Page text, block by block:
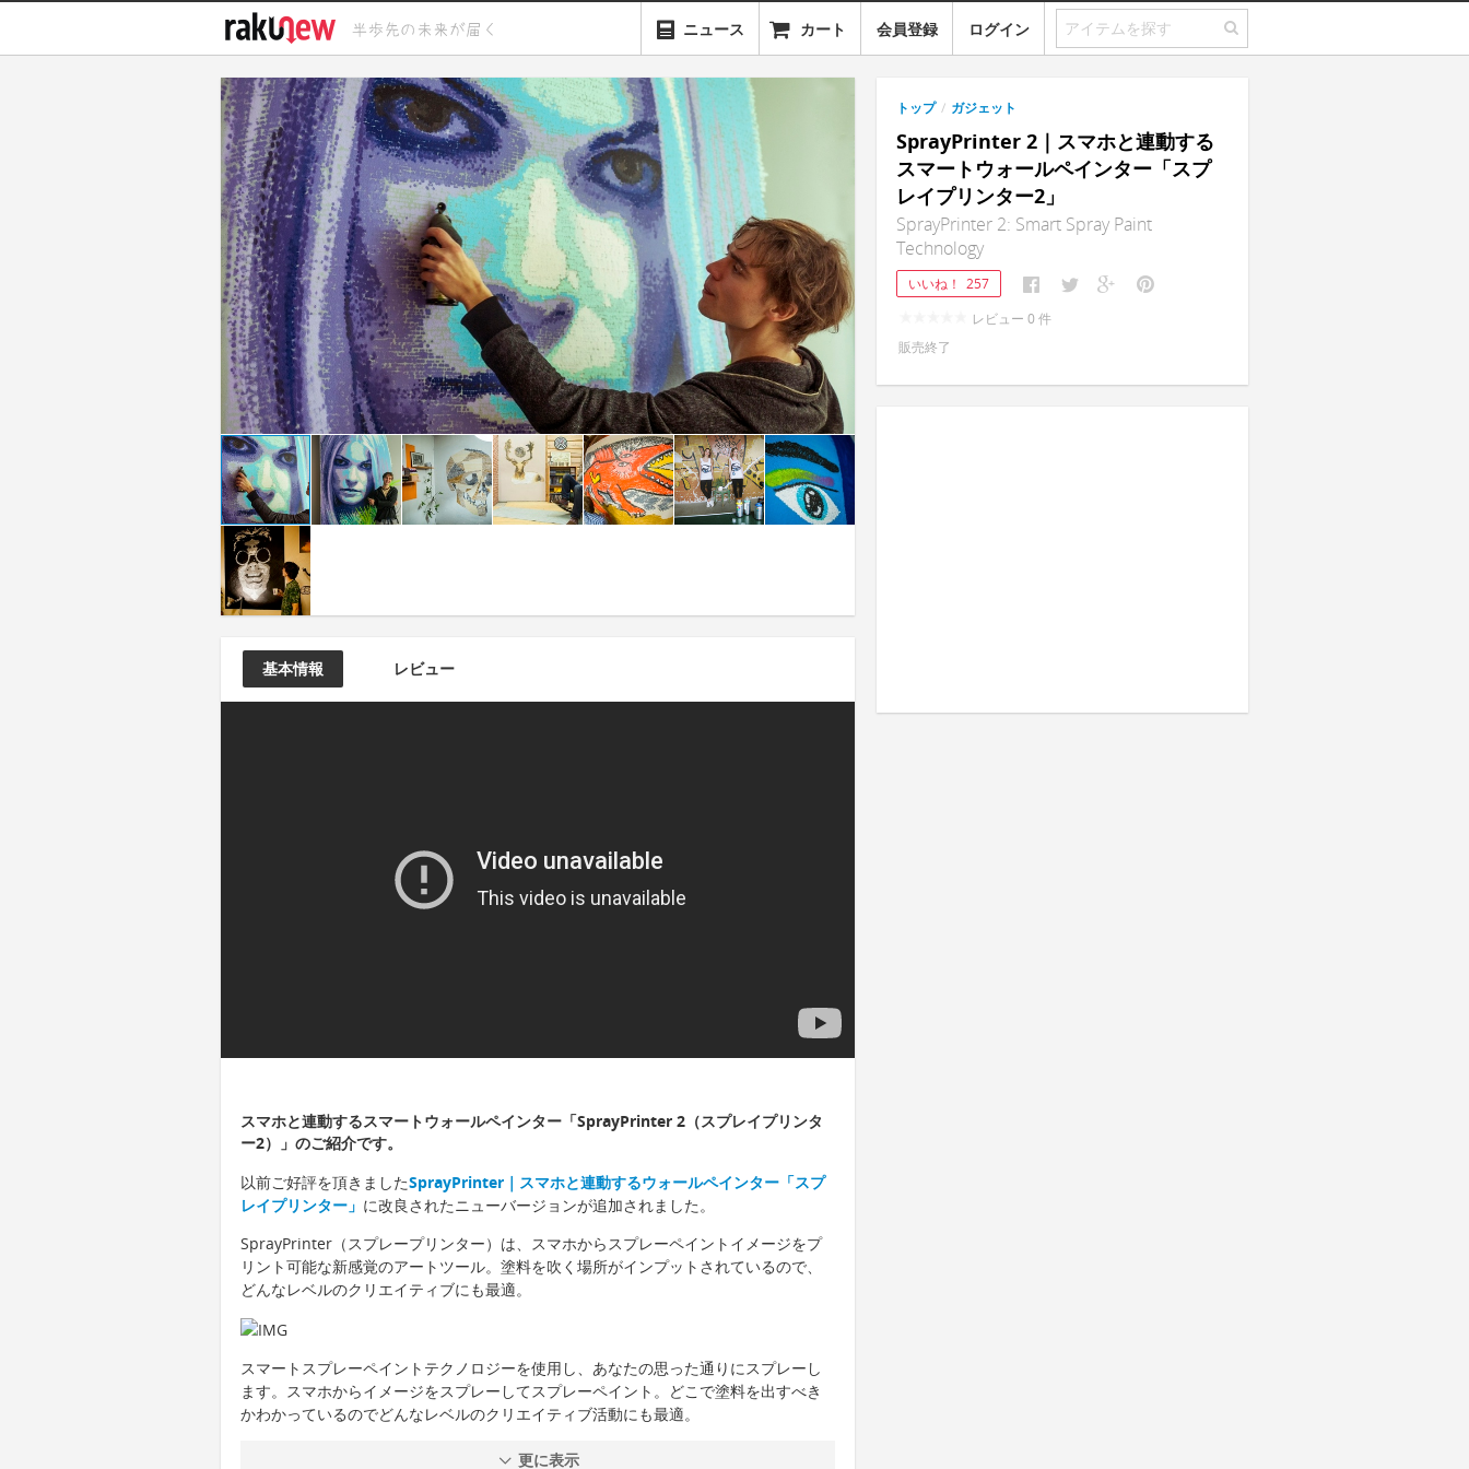
ニュース カート 会員登録 ログイン
基本情報 レビュー
スマホと連動するスマートウォールペインター「SprayPrinter 2（スプレイプリンタ
ー2）」のご紹介です。
以前ご好評を頂きましたSprayPrinter｜スマホと連動するウォールペインター「スプ
レイプリンター」 に改良されたニューバージョンが追加されました。
SprayPrinter（スプレープリンター）は、スマホからスプレーペイントイメージをプ
リント可能な新感覚のアートツール。塗料を吹く場所がインプットされているので、
どんなレベルのクリエイティブにも最適。
スマートスプレーペイントテクノロジーを使用し、あなたの思った通りにスプレーし
ます。スマホからイメージをスプレーしてスプレーペイント。どこで塗料を出すべき
かわかっているのでどんなレベルのクリエイティブ活動にも最適。
更に表示
トップ / ガジェット
SprayPrinter 2｜スマホと連動する
スマートウォールペインター「スプ
レイプリンター2」
SprayPrinter 2: Smart Spray Paint
Technology
いいね！ 257
レビュー 0 件
販売終了